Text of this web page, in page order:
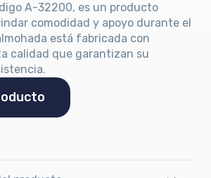
A-32200, es un producto
comodidad y apoyo durante el
está fabricada con
calidad que garantizan su